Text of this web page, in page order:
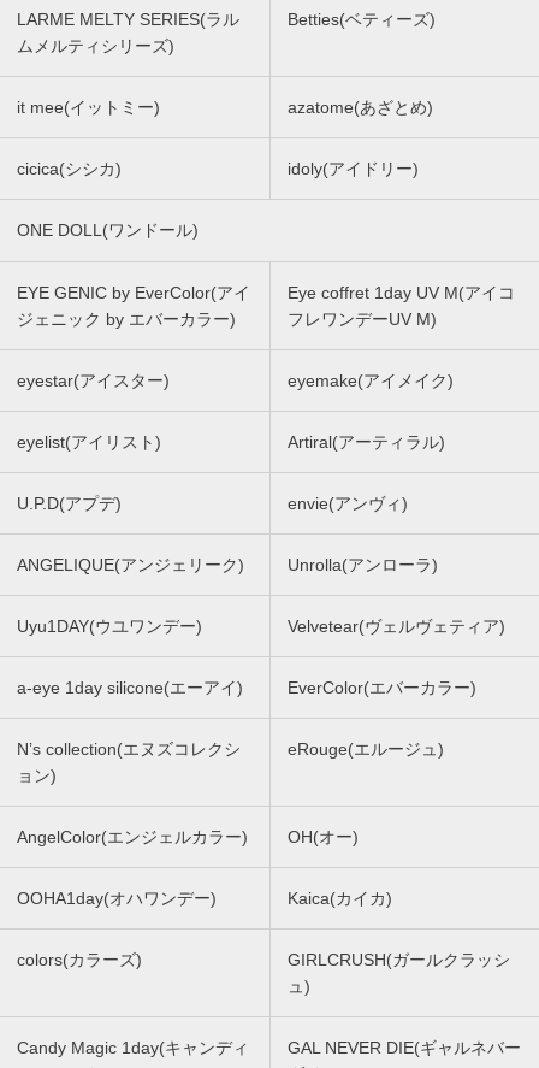
LARME MELTY SERIES(ラル
ムメルティシリーズ)
Betties(ベティーズ)
it mee(イットミー) azatome(あざとめ)
cicica(シシカ) idoly(アイドリー)
ONE DOLL(ワンドール)
EYE GENIC by EverColor(アイ
ジェニック by エバーカラー)
Eye coffret 1day UV M(アイコ
フレワンデーUV M)
eyestar(アイスター) eyemake(アイメイク)
eyelist(アイリスト) Artiral(アーティラル)
U.P.D(アプデ) envie(アンヴィ)
ANGELIQUE(アンジェリーク) Unrolla(アンローラ)
Uyu1DAY(ウユワンデー) Velvetear(ヴェルヴェティア)
a-eye 1day silicone(エーアイ) EverColor(エバーカラー)
N’s collection(エヌズコレクシ
ョン)
eRouge(エルージュ)
AngelColor(エンジェルカラー) OH(オー)
OOHA1day(オハワンデー) Kaica(カイカ)
colors(カラーズ)
GIRLCRUSH(ガールクラッシ
ュ)
Candy Magic 1day(キャンディ
GAL NEVER DIE(ギャルネバー